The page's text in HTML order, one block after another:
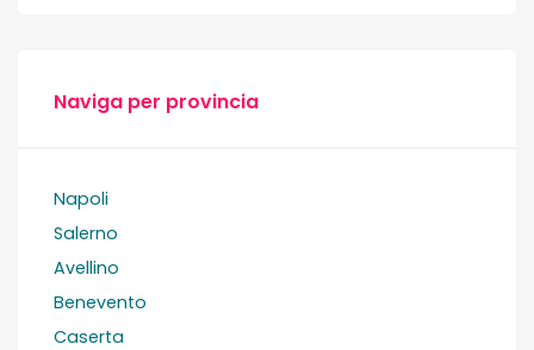
Naviga per provincia
Napoli
Salerno
Avellino
Benevento
Caserta